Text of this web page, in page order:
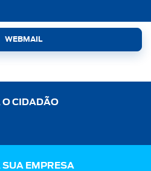
WEBMAIL
O CIDADÃO
SUA EMPRESA